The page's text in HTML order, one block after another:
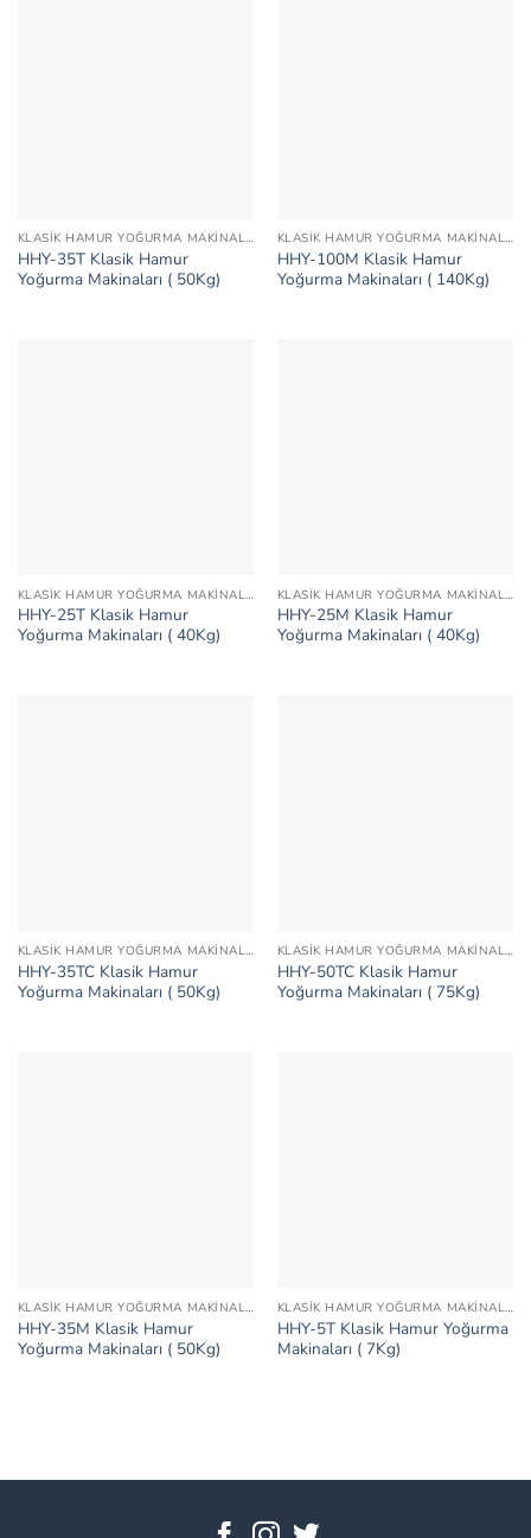
KLASIK HAMUR YOĞURMA MAKINALARI
HHY-35T Klasik Hamur
Yoğurma Makinaları ( 50Kg)
KLASIK HAMUR YOĞURMA MAKINALARI
HHY-100M Klasik Hamur
Yoğurma Makinaları ( 140Kg)
KLASIK HAMUR YOĞURMA MAKINALARI
HHY-25T Klasik Hamur
Yoğurma Makinaları ( 40Kg)
KLASIK HAMUR YOĞURMA MAKINALARI
HHY-25M Klasik Hamur
Yoğurma Makinaları ( 40Kg)
KLASIK HAMUR YOĞURMA MAKINALARI
HHY-35TC Klasik Hamur
Yoğurma Makinaları ( 50Kg)
KLASIK HAMUR YOĞURMA MAKINALARI
HHY-50TC Klasik Hamur
Yoğurma Makinaları ( 75Kg)
KLASIK HAMUR YOĞURMA MAKINALARI
HHY-35M Klasik Hamur
Yoğurma Makinaları ( 50Kg)
KLASIK HAMUR YOĞURMA MAKINALARI
HHY-5T Klasik Hamur Yoğurma
Makinaları ( 7Kg)